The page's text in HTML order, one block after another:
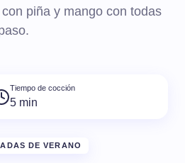
piña y mango con todas
Tiempo de cocción
5 min
DE VERANO